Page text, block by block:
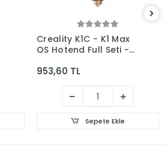
Creality K1C - K1 Max
QS Hotend Full Seti -
953,60 TL
Sepete Ekle